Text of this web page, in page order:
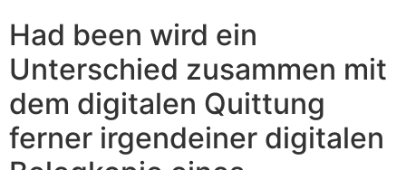
Had been wird ein
Unterschied zusammen mit
dem digitalen Quittung
ferner irgendeiner digitalen